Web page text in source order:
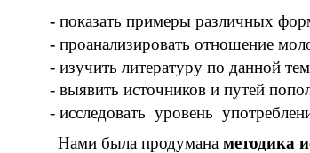
- показать примеры различных
- проанализировать отношение
- изучить литературу по данной
- выявить источников и путей
- исследовать уровень
Нами была продумана методика